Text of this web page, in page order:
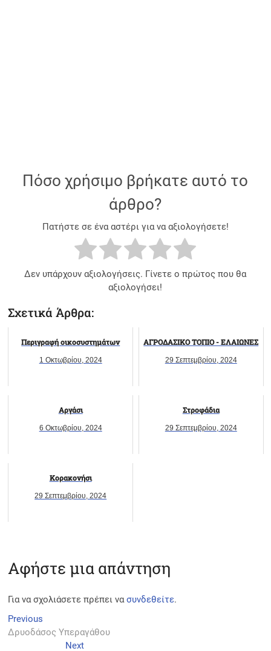
Πόσο χρήσιμο βρήκατε αυτό το
άρθρο?
Πατήστε σε ένα αστέρι για να αξιολογήσετε!
Δεν υπάρχουν αξιολογήσεις. Γίνετε ο πρώτος που θα
αξιολογήσει!
Σχετικά Άρθρα:
Περιγραφή οικοσυστημάτων
1 Οκτωβρίου, 2024
ΑΓΡΟΔΑΣΙΚO ΤΟΠΙΟ - ΕΛΑΙΩΝΕΣ
29 Σεπτεμβρίου, 2024
Αργάσι
6 Οκτωβρίου, 2024
Στροφάδια
29 Σεπτεμβρίου, 2024
Κορακονήσι
29 Σεπτεμβρίου, 2024
Αφήστε μια απάντηση
Για να σχολιάσετε πρέπει νασυνδεθείτε.
Πλοήγηση
άρθρων
Previous
post:
Δρυοδάσος Υπεραγάθου
NextNext